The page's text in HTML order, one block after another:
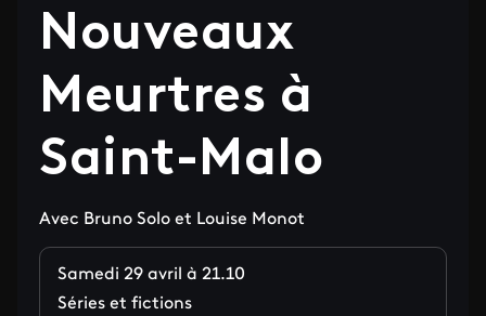
Nouveaux
Meurtres à
Saint-Malo
Avec Bruno Solo et Louise Monot
Samedi 29 avril à 21.10
Séries et fictions